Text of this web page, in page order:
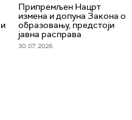
Припремљен Нацрт
измена и допуна Закона о
образовању, предстоји
јавна расправа
30. 07. 2026.